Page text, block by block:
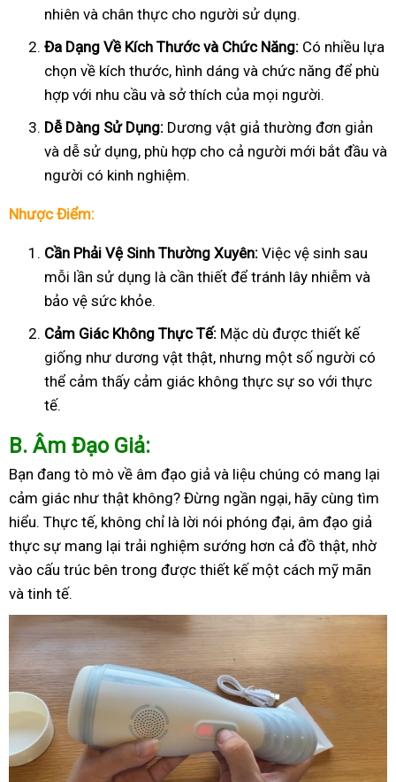
nhiên và chân thực cho người sử dụng.
Đa Dạng Về Kích Thước và Chức Năng: Có nhiều lựa
chọn về kích thước, hình dáng và chức năng để phù
hợp với nhu cầu và sở thích của mọi người.
Dễ Dàng Sử Dụng: Dương vật giả thường đơn giản
và dễ sử dụng, phù hợp cho cả người mới bắt đầu và
người có kinh nghiệm.
Nhược Điểm:
Cần Phải Vệ Sinh Thường Xuyên: Việc vệ sinh sau
mỗi lần sử dụng là cần thiết để tránh lây nhiễm và
bảo vệ sức khỏe.
Cảm Giác Không Thực Tế: Mặc dù được thiết kế
giống như dương vật thật, nhưng một số người có
thể cảm thấy cảm giác không thực sự so với thực
tế.
B. Âm Đạo Giả:
Bạn đang tò mò về âm đạo giả và liệu chúng có mang lại
cảm giác như thật không? Đừng ngần ngại, hãy cùng tìm
hiểu. Thực tế, không chỉ là lời nói phóng đại, âm đạo giả
thực sự mang lại trải nghiệm sướng hơn cả đồ thật, nhờ
vào cấu trúc bên trong được thiết kế một cách mỹ mãn
và tinh tế.